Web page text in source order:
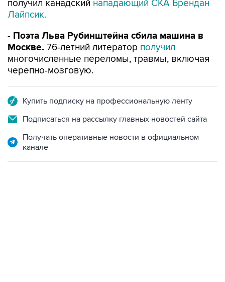
-Поэта Льва Рубинштейна сбила машина в
многочисленные переломы, травмы, включая
черепно-мозговую.
Подписаться на рассылку главных новостей сайта
Получать оперативные новости в официальном